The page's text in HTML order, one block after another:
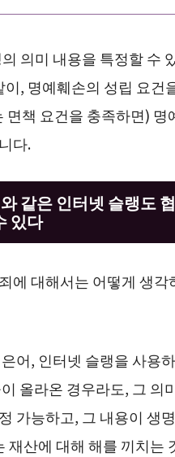
의미 내용을 특정할 수
이, 명예훼손의 성립 요건
면책 요건을 충족하면) 명
다.
와 같은 인터넷 슬랭도
있다
에 대해서는 어떻게 생각
어, 인터넷 슬랭을 사용
올라온 경우라도, 그 의
가능하고, 그 내용이 생
재산에 대해 해를 끼치는